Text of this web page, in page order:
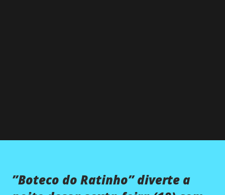
”Boteco do Ratinho” diverte a